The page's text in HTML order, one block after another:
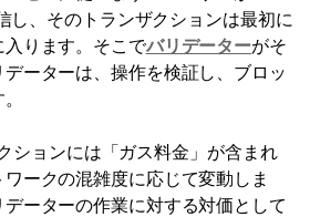
し、そのトランザクションは最初に
ります。そこでバリデーターがそ
ーターは、操作を検証し、ブロッ
ションには「ガス料金」が含まれ
ークの混雑度に応じて変動しま
ーターの作業に対する対価として